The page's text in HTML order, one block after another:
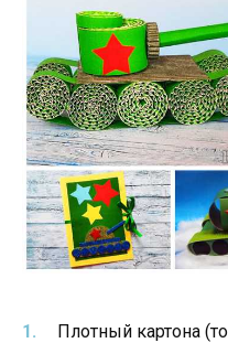
Плотный картона